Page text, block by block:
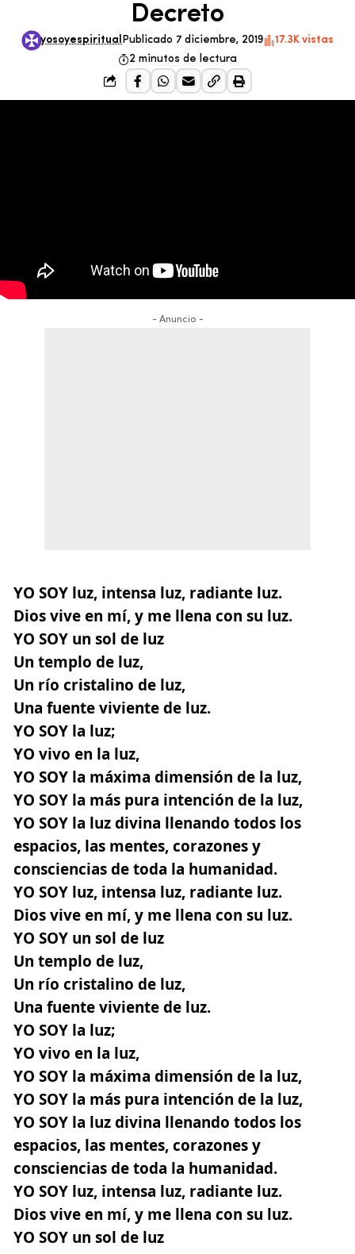
Decreto
yosoyespiritual Publicado 7 diciembre, 2019
17.3K vistas
2 minutos de lectura
- Anuncio -
YO SOY luz, intensa luz, radiante luz.
Dios vive en mí, y me llena con su luz.
YO SOY un sol de luz
Un templo de luz,
Un río cristalino de luz,
Una fuente viviente de luz.
YO SOY la luz;
YO vivo en la luz,
YO SOY la máxima dimensión de la luz,
YO SOY la más pura intención de la luz,
YO SOY la luz divina llenando todos los
espacios, las mentes, corazones y
consciencias de toda la humanidad.
YO SOY luz, intensa luz, radiante luz.
Dios vive en mí, y me llena con su luz.
YO SOY un sol de luz
Un templo de luz,
Un río cristalino de luz,
Una fuente viviente de luz.
YO SOY la luz;
YO vivo en la luz,
YO SOY la máxima dimensión de la luz,
YO SOY la más pura intención de la luz,
YO SOY la luz divina llenando todos los
espacios, las mentes, corazones y
consciencias de toda la humanidad.
YO SOY luz, intensa luz, radiante luz.
Dios vive en mí, y me llena con su luz.
YO SOY un sol de luz